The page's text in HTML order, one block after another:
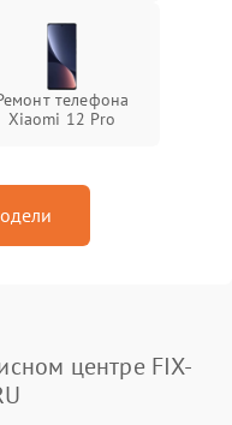
телефона
Xiaomi 12 Pro
центре FIX-